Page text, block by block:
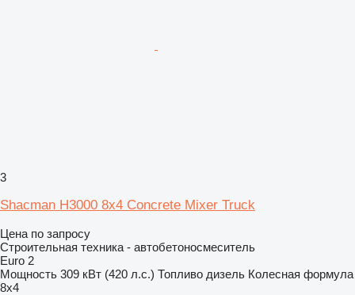
3
Shacman H3000 8x4 Concrete Mixer Truck
Цена по запросу
Строительная техника - автобетоносмеситель
Euro 2
Мощность 309 кВт (420 л.с.) Топливо дизель Колесная формула
8x4